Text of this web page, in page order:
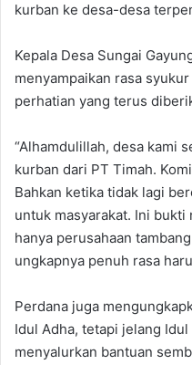
kurban ke desa-desa
Kepala Desa Sungai
menyampaikan rasa
perhatian yang terus
“Alhamdulillah, desa kami
kurban dari PT Timah.
Bahkan ketika tidak lagi
untuk masyarakat. Ini bukti
hanya perusahaan
ungkapnya penuh rasa
Perdana juga
Idul Adha, tetapi jelang
menyalurkan bantuan